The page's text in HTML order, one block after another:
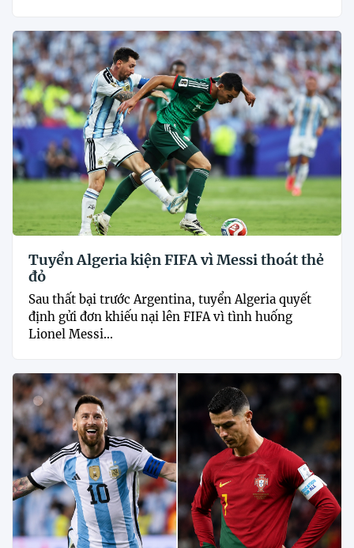
Tuyển Algeria kiện FIFA vì Messi thoát thẻ
đỏ
Sau thất bại trước Argentina, tuyển Algeria quyết
định gửi đơn khiếu nại lên FIFA vì tình huống
Lionel Messi...